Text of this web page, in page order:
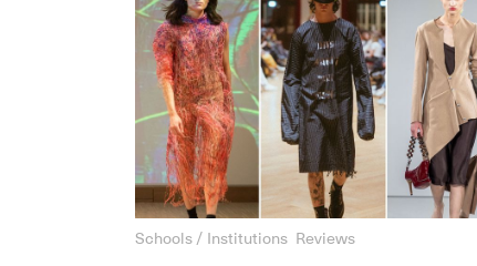
Schools / Institutions Reviews